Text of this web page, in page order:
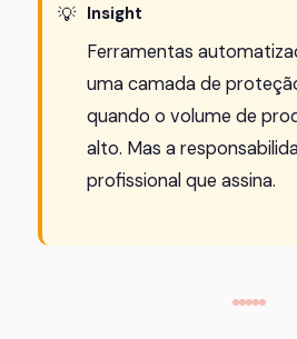
Insight
Ferramentas
uma camada de
quando o volume de
alto. Mas a
profissional que assina.